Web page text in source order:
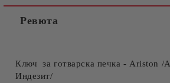
Ревюта
Ключ за готварска печка - Ariston /
Индезит/